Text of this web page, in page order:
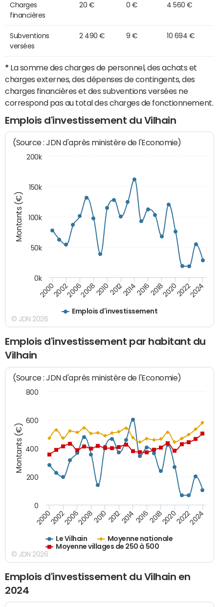
Charges
financières
20 € 0 € 4 560 €
Subventions
versées
2 490 € 9 € 10 694 €
* La somme des charges de personnel, des achats et
charges externes, des dépenses de contingents, des
charges financières et des subventions versées ne
correspond pas au total des charges de fonctionnement.
Emplois d'investissement du Vilhain
Montants (€)
(Source : JDN d'après ministère de l'Economie)
Emplois d'investissement
200020022006200820102012201420162018202020222024
0k
50k
100k
150k
200k
© JDN 2026
Emplois d'investissement par habitant du
Vilhain
Montants (€)
(Source : JDN d'après ministère de l'Economie)
Le Vilhain
Moyenne nationale
Moyenne villages de 250 à 500
20002002200620082010 2012201420162018202020222024
0
200
400
600
800
© JDN 2026
Emplois d'investissement du Vilhain en
2024